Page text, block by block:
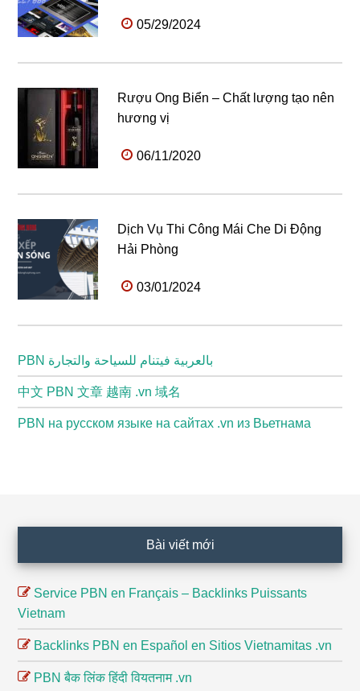
05/29/2024
Rượu Ong Biển – Chất lượng tạo nên
hương vị
06/11/2020
Dịch Vụ Thi Công Mái Che Di Động
Hải Phòng
03/01/2024
PBN بالعربية فيتنام للسياحة والتجارة
中文 PBN 文章 越南 .vn 域名
PBN на русском языке на сайтах .vn из Вьетнама
Bài viết mới
Service PBN en Français – Backlinks Puissants
Vietnam
Backlinks PBN en Español en Sitios Vietnamitas .vn
PBN बैक लिंक हिंदी वियतनाम .vn